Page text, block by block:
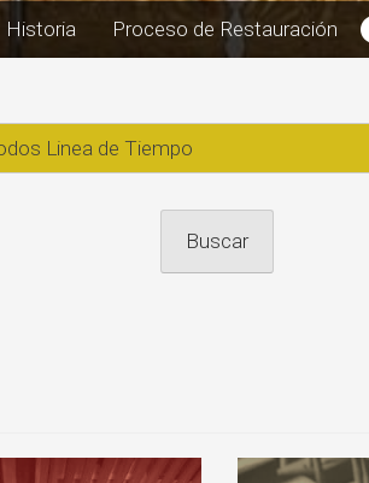
Historia Proceso de Restauración